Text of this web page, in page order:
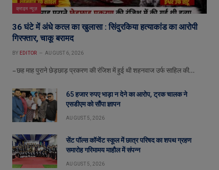
क्राइम न्यूज़
36 घंटे में अंधे कत्ल का खुलासा : सिंदुरकिया हत्याकांड का आरोपी
गिरफ्तार, चाकू बरामद
BY EDITOR AUGUST 6, 2026
– छह माह पुराने छेड़छाड़ प्रकरण की रंजिश में हुई थी शहनवाज उर्फ साहिल की…
65 हजार रुपए भाड़ा न देने का आरोप, ट्रक चालक ने
एसडीएम को सौंपा ज्ञापन
AUGUST 5, 2026
सेंट पॉल्स कॉन्वेंट स्कूल में छात्र परिषद का शपथ ग्रहण
समारोह गरिमामय माहौल में संपन्न
AUGUST 5, 2026